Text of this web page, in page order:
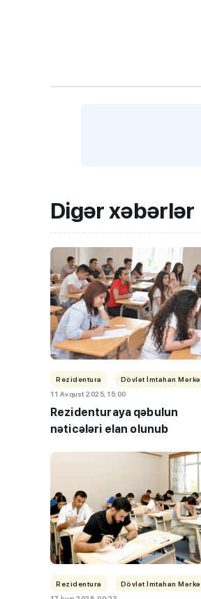
Digər xəbərlər
Rezidentura
Dövlət İmtahan
11 Avqust 2025, 15:00
Rezidenturaya qəbulun
nəticələri elan olunub
Rezidentura
Dövlət İmtahan